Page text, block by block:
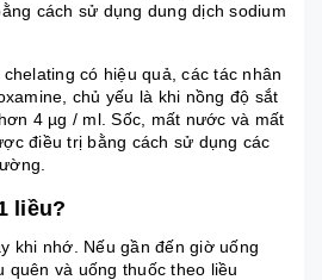
cách sử dụng dung dịch sodium
có hiệu quả, các tác nhân
chủ yếu là khi nồng độ sắt
4 µg / ml. Sốc, mất nước và mất
điều trị bằng cách sử dụng các
liều?
khi nhớ. Nếu gần đến giờ uống
quên và uống thuốc theo liều